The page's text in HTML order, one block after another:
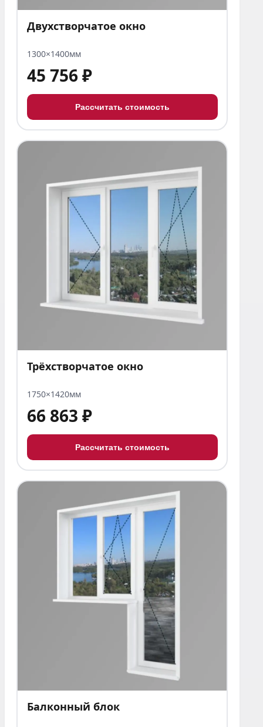
Двухстворчатое окно
1300×1400мм
45 756 ₽
Рассчитать стоимость
Трёхстворчатое окно
1750×1420мм
66 863 ₽
Рассчитать стоимость
Балконный блок